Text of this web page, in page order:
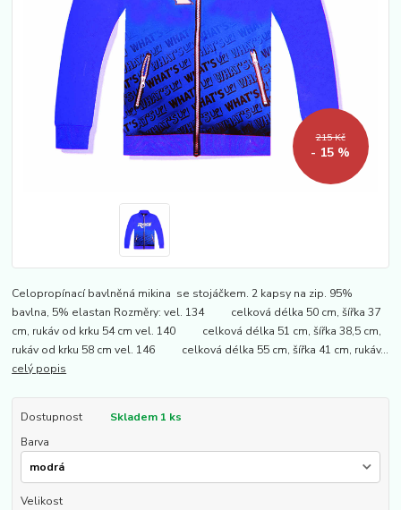
215 Kč
- 15 %
Celopropínací bavlněná mikina se stojáčkem. 2 kapsy na zip. 95%
bavlna, 5% elastan Rozměry: vel. 134 celková délka 50 cm, šířka 37
cm, rukáv od krku 54 cm vel. 140 celková délka 51 cm, šířka 38,5 cm,
rukáv od krku 58 cm vel. 146 celková délka 55 cm, šířka 41 cm, rukáv...
celý popis
Dostupnost
Skladem 1 ks
Barva
Velikost